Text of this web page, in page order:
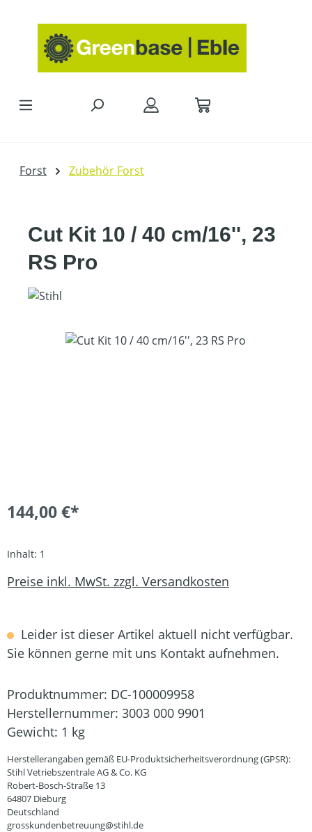
Forst Zubehör Forst
Cut Kit 10 / 40 cm/16'', 23
RS Pro
Bildergalerie überspringen
144,00 €*
Inhalt: 1
Preise inkl. MwSt. zzgl. Versandkosten
Leider ist dieser Artikel aktuell nicht verfügbar.
Sie können gerne mit uns Kontakt aufnehmen.
Produktnummer: DC-100009958
Herstellernummer: 3003 000 9901
Gewicht: 1 kg
Herstellerangaben gemäß EU-Produktsicherheitsverordnung (GPSR):
Stihl Vetriebszentrale AG & Co. KG
Robert-Bosch-Straße 13
64807 Dieburg
Deutschland
grosskundenbetreuung@stihl.de